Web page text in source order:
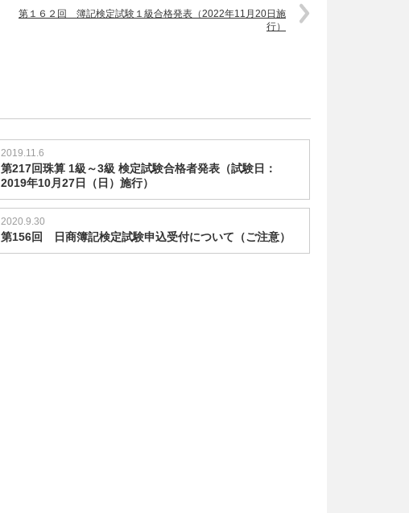
第１６２回 簿記検定試験１級合格発表（2022年11月20日施
行）
2019.11.6
第217回珠算 1級～3級 検定試験合格者発表（試験日：
2019年10月27日（日）施行）
2020.9.30
第156回 日商簿記検定試験申込受付について（ご注意）